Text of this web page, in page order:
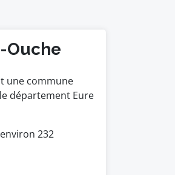
Ouche
une commune
département Eure
232